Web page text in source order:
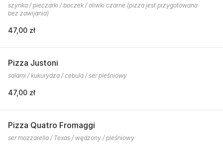
szynka / pieczarki / boczek / oliwki czarne (pizza jest przygotowana
bez zawijania)
47,00 zł
Pizza Justoni
salami / kukurydza / cebula / ser pleśniowy
47,00 zł
Pizza Quatro Fromaggi
ser mozzarella / Texas / wędzony / pleśniowy